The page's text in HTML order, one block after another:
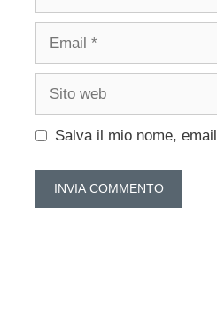
Salva il mio nome,